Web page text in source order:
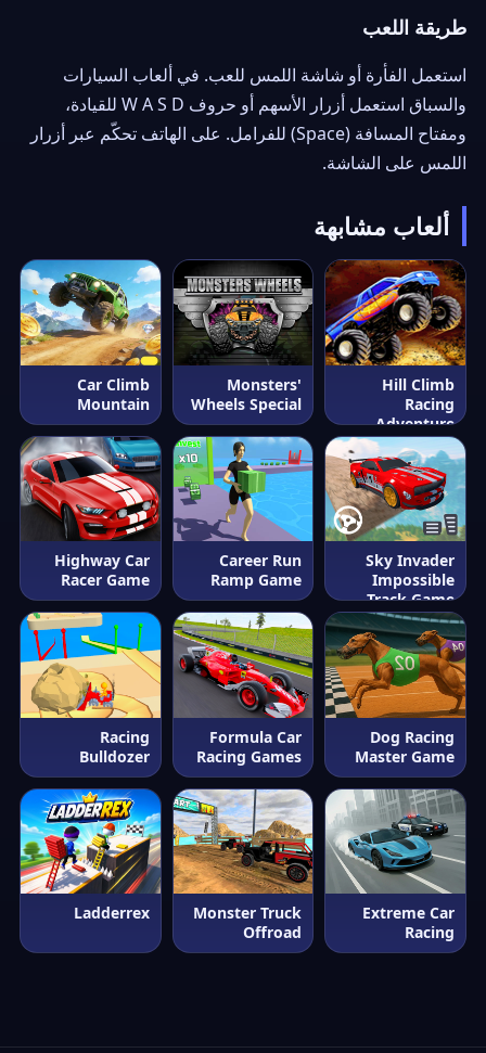
طريقة اللعب
استعمل الفأرة أو شاشة اللمس للعب. في ألعاب السيارات
والسباق استعمل أزرار الأسهم أو حروف W A S D للقيادة،
ومفتاح المسافة (Space) للفرامل. على الهاتف تحكّم عبر أزرار
اللمس على الشاشة.
ألعاب مشابهة
Hill Climb
Racing
Adventure
Monsters'
Wheels Special
Car Climb
Mountain
Sky Invader
Impossible
Track Game
Career Run
Ramp Game
Highway Car
Racer Game
Dog Racing
Master Game
Formula Car
Racing Games
Racing
Bulldozer
Extreme Car
Racing
Monster Truck
Offroad
Ladderrex